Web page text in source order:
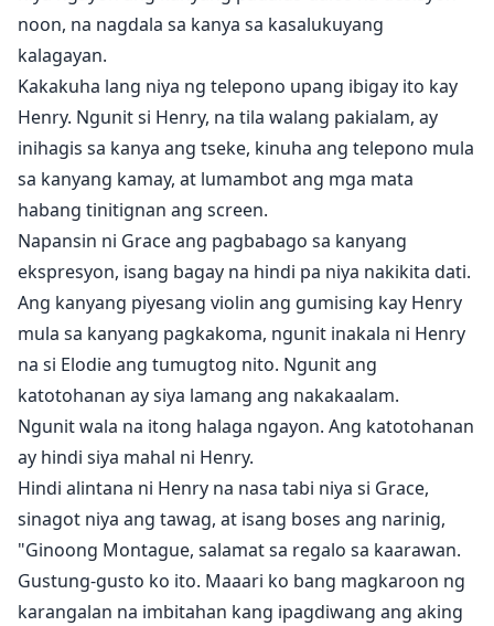
noon, na nagdala sa kanya sa kasalukuyang
kalagayan.
Kakakuha lang niya ng telepono upang ibigay ito kay
Henry. Ngunit si Henry, na tila walang pakialam, ay
inihagis sa kanya ang tseke, kinuha ang telepono mula
sa kanyang kamay, at lumambot ang mga mata
habang tinitignan ang screen.
Napansin ni Grace ang pagbabago sa kanyang
ekspresyon, isang bagay na hindi pa niya nakikita dati.
Ang kanyang piyesang violin ang gumising kay Henry
mula sa kanyang pagkakoma, ngunit inakala ni Henry
na si Elodie ang tumugtog nito. Ngunit ang
katotohanan ay siya lamang ang nakakaalam.
Ngunit wala na itong halaga ngayon. Ang katotohanan
ay hindi siya mahal ni Henry.
Hindi alintana ni Henry na nasa tabi niya si Grace,
sinagot niya ang tawag, at isang boses ang narinig,
"Ginoong Montague, salamat sa regalo sa kaarawan.
Gustung-gusto ko ito. Maaari ko bang magkaroon ng
karangalan na imbitahan kang ipagdiwang ang aking